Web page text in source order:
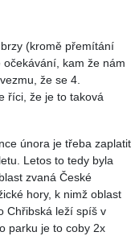
(kromě přemítání
kam že nám
že se 4.
říci, že je to taková
února je třeba zaplatit
Letos to tedy byla
zvaná České
hory, k nimž oblast
Chřibská leží spíš v
parku je to coby 2x